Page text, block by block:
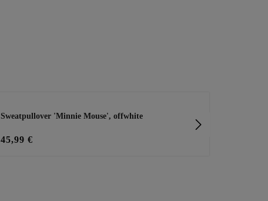
Sweatpullover 'Minnie Mouse', offwhite
45,99 €